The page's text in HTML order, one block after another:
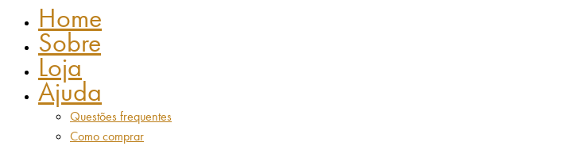
Home
Sobre
Loja
Ajuda
Questões frequentes
Como comprar